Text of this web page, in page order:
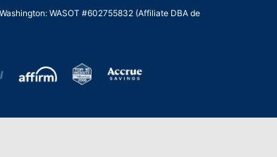
WASOT #602755832 (Affiliate DBA de